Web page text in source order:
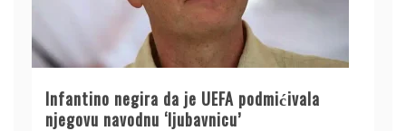
Infantino negira da je UEFA podmićivala
njegovu navodnu ‘ljubavnicu’